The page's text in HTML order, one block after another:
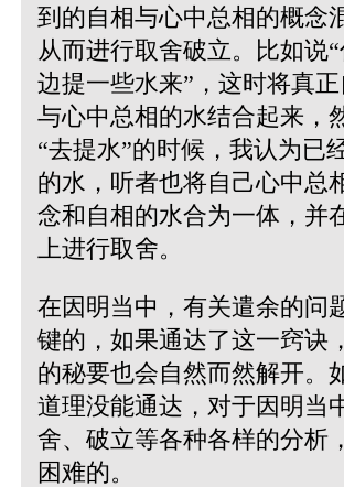
到的自相与心中总相的概念
从而进行取舍破立。比如说
边提一些水来”，这时将真
与心中总相的水结合起来，
“去提水”的时候，我认为已
的水，听者也将自己心中总
念和自相的水合为一体，并
上进行取舍。
在因明当中，有关遣余的问
键的，如果通达了这一窍诀
的秘要也会自然而然解开。
道理没能通达，对于因明当
舍、破立等各种各样的分析
困难的。